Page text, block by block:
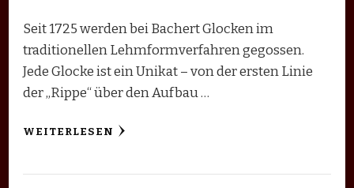
Seit 1725 werden bei Bachert Glocken im
traditionellen Lehmformverfahren gegossen.
Jede Glocke ist ein Unikat – von der ersten Linie
der „Rippe“ über den Aufbau …
WEITERLESEN